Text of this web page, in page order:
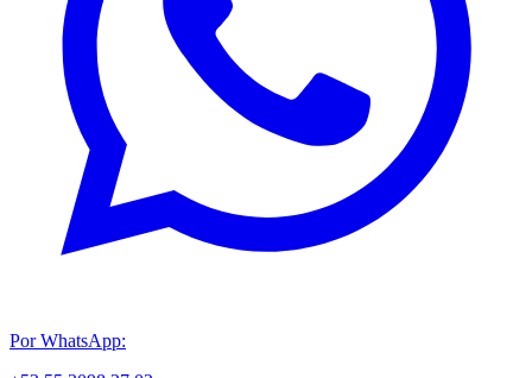
Por WhatsApp: